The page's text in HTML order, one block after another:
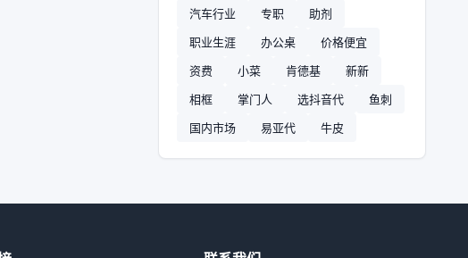
汽车行业
专职
助剂
职业生涯
办公桌
价格便宜
资费
小菜 肯德基
新新
相框
掌门人 选抖音代
鱼刺
国内市场
易亚代 牛皮